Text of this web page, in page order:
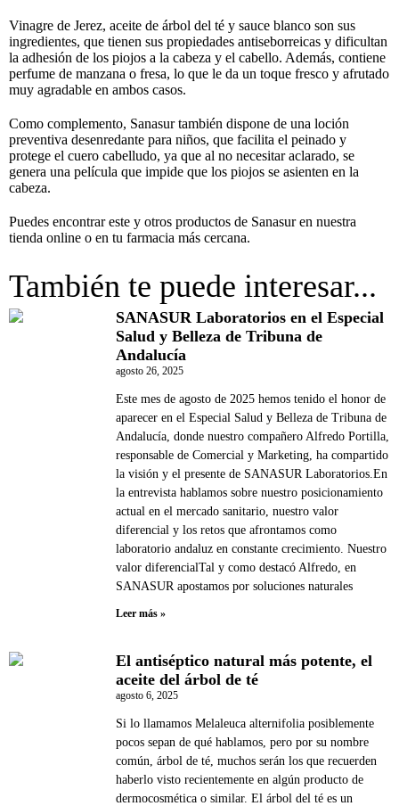
Vinagre de Jerez, aceite de árbol del té y sauce blanco son sus
ingredientes, que tienen sus propiedades antiseborreicas y dificultan
la adhesión de los piojos a la cabeza y el cabello. Además, contiene
perfume de manzana o fresa, lo que le da un toque fresco y afrutado
muy agradable en ambos casos.
Como complemento, Sanasur también dispone de una loción
preventiva desenredante para niños, que facilita el peinado y
protege el cuero cabelludo, ya que al no necesitar aclarado, se
genera una película que impide que los piojos se asienten en la
cabeza.
Puedes encontrar este y otros productos de Sanasur en nuestra
tienda online o en tu farmacia más cercana.
También te puede interesar...
SANASUR Laboratorios en el Especial
Salud y Belleza de Tribuna de
Andalucía
agosto 26, 2025
Este mes de agosto de 2025 hemos tenido el honor de
aparecer en el Especial Salud y Belleza de Tribuna de
Andalucía, donde nuestro compañero Alfredo Portilla,
responsable de Comercial y Marketing, ha compartido
la visión y el presente de SANASUR Laboratorios.En
la entrevista hablamos sobre nuestro posicionamiento
actual en el mercado sanitario, nuestro valor
diferencial y los retos que afrontamos como
laboratorio andaluz en constante crecimiento. Nuestro
valor diferencialTal y como destacó Alfredo, en
SANASUR apostamos por soluciones naturales
Leer más »
El antiséptico natural más potente, el
aceite del árbol de té
agosto 6, 2025
Si lo llamamos Melaleuca alternifolia posiblemente
pocos sepan de qué hablamos, pero por su nombre
común, árbol de té, muchos serán los que recuerden
haberlo visto recientemente en algún producto de
dermocosmética o similar. El árbol del té es un